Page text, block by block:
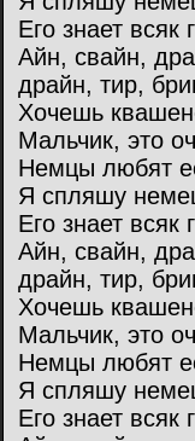
Его знает всяк
Айн, свайн,
драйн, тир,
Хочешь
Мальчик, это
Немцы любят
Я спляшу
Его знает всяк
Айн, свайн,
драйн, тир,
Хочешь
Мальчик, это
Немцы любят
Я спляшу
Его знает всяк